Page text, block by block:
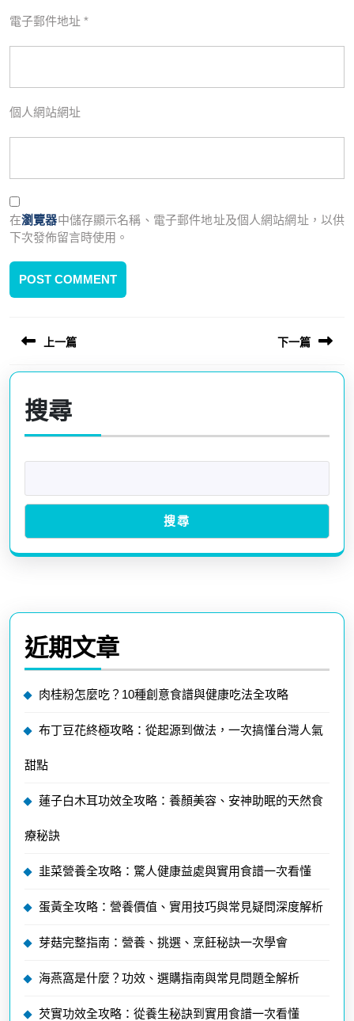
電子郵件地址 *
個人網站網址
在瀏覽器中儲存顯示名稱、電子郵件地址及個人網站網址，以供
下次發佈留言時使用。
文
章
導
覽
上一篇
Previous
post:
下一篇
搜尋
搜尋
近期文章
肉桂粉怎麼吃？10種創意食譜與健康吃法全攻略
布丁豆花終極攻略：從起源到做法，一次搞懂台灣人氣
甜點
蓮子白木耳功效全攻略：養顏美容、安神助眠的天然食
療秘訣
韭菜營養全攻略：驚人健康益處與實用食譜一次看懂
蛋黃全攻略：營養價值、實用技巧與常見疑問深度解析
芽菇完整指南：營養、挑選、烹飪秘訣一次學會
海燕窩是什麼？功效、選購指南與常見問題全解析
芡實功效全攻略：從養生秘訣到實用食譜一次看懂